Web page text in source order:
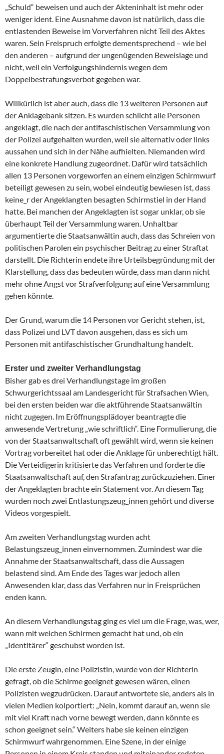
„Schuld“ beweisen und auch der Akteninhalt ist mehr oder
weniger ident. Eine Ausnahme davon ist natürlich, dass die
entlastenden Beweise im Vorverfahren nicht Teil des Aktes
waren. Sein Freispruch erfolgte dementsprechend – wie bei
den anderen – aufgrund der ungenügenden Beweislage und
nicht, weil ein Verfolgungshindernis wegen dem
Doppelbestrafungsverbot gegeben war.
Willkürlich ist aber auch, dass die 13 weiteren Personen auf
der Anklagebank sitzen. Es wurden schlicht alle Personen
angeklagt, die nach der antifaschistischen Versammlung von
der Polizei aufgehalten wurden, weil sie alternativ oder links
aussahen und sich in der Nähe aufhielten. Niemanden wird
eine konkrete Handlung zugeordnet. Dafür wird tatsächlich
allen 13 Personen vorgeworfen an einem einzigen Schirmwurf
beteiligt gewesen zu sein, wobei eindeutig bewiesen ist, dass
keine_r der Angeklangten besagten Schirmstiel in der Hand
hatte. Bei manchen der Angeklagten ist sogar unklar, ob sie
überhaupt Teil der Versammlung waren. Unhaltbar
argumentierte die Staatsanwältin auch, dass das Schreien von
politischen Parolen ein psychischer Beitrag zu einer Straftat
darstellt. Die Richterin endete ihre Urteilsbegründung mit der
Klarstellung, dass das bedeuten würde, dass man dann nicht
mehr ohne Angst vor Strafverfolgung auf eine Versammlung
gehen könnte.
Der Grund, warum die 14 Personen vor Gericht stehen, ist,
dass Polizei und LVT davon ausgehen, dass es sich um
Personen mit antifaschistischer Grundhaltung handelt.
Erster und zweiter Verhandlungstag
Bisher gab es drei Verhandlungstage im großen
Schwurgerichtssaal am Landesgericht für Strafsachen Wien,
bei den ersten beiden war die aktführende Staatsanwältin
nicht zugegen. Im Eröffnungsplädoyer beantragte die
anwesende Vertretung „wie schriftlich“. Eine Formulierung, die
von der Staatsanwaltschaft oft gewählt wird, wenn sie keinen
Vortrag vorbereitet hat oder die Anklage für unberechtigt hält.
Die Verteidigerin kritisierte das Verfahren und forderte die
Staatsanwaltschaft auf, den Strafantrag zurückzuziehen. Einer
der Angeklagten brachte ein Statement vor. An diesem Tag
wurden noch zwei Entlastungszeug_innen gehört und diverse
Videos vorgespielt.
Am zweiten Verhandlungstag wurden acht
Belastungszeug_innen einvernommen. Zumindest war die
Annahme der Staatsanwaltschaft, dass die Aussagen
belastend sind. Am Ende des Tages war jedoch allen
Anwesenden klar, dass das Verfahren nur in Freisprüchen
enden kann.
An diesem Verhandlungstag ging es viel um die Frage, was, wer,
wann mit welchen Schirmen gemacht hat und, ob ein
„Identitärer“ geschubst worden ist.
Die erste Zeugin, eine Polizistin, wurde von der Richterin
gefragt, ob die Schirme geeignet gewesen wären, einen
Polizisten wegzudrücken. Darauf antwortete sie, anders als in
vielen Medien kolportiert: „Nein, kommt darauf an, wenn sie
mit viel Kraft nach vorne bewegt werden, dann könnte es
schon geeignet sein.“ Weiters habe sie keinen einzigen
Schirmwurf wahrgenommen. Eine Szene, in der einige